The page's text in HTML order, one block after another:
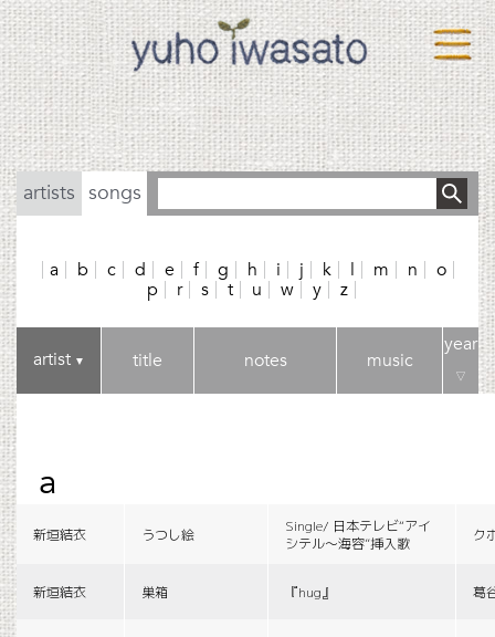
artists songs
a b c d e f g h i j k l m n
o
p
r s t u w y z
artist▼ title notes music
year
▽
a
新垣結衣 うつし絵
Single/ 日本テレビ“アイ
シテル〜海容”挿入歌
ク
新垣結衣 巣箱 『hug』 葛